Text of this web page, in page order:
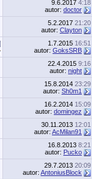
9.6.2017 4:18
autor: doctor
5.2.2017 21:20
autor: Clayton
1.7.2015 16:51
autor: GoksSRB
22.4.2015 9:16
autor: night
15.8.2014 23:29
autor: Sh0m1
16.2.2014 15:09
autor: domingez
30.11.2013 12:01
autor: AcMilan91
16.8.2013 8:21
autor: Pucko
29.7.2013 20:09
autor: AntoniusBlock